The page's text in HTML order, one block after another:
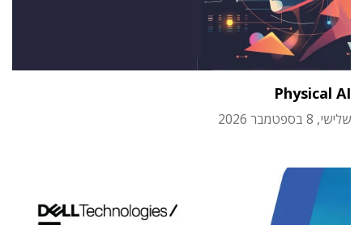
Physical AI
שלישי, 8 בספטמבר 2026